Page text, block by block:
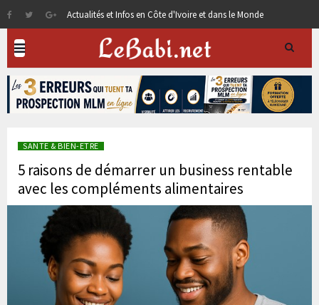
Actualités et Infos en Côte d'Ivoire et dans le Monde
SANTE & BIEN-ETRE
5 raisons de démarrer un business rentable
avec les compléments alimentaires